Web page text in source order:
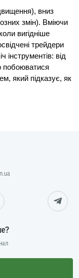
вниз
змін). Вміючи
вигідніше
трейдери
інструментів: від
побоюватися
який підказує, як